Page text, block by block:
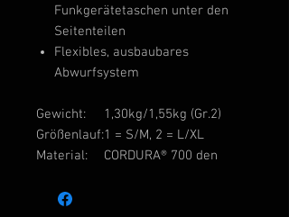
Funkgerätetaschen unter den
Seitenteilen
Flexibles, ausbaubares
Abwurfsystem
Gewicht:
1,30kg/1,55kg (Gr.2)
Größenlauf:1 = S/M, 2 = L/XL
Material:
CORDURA® 700 den